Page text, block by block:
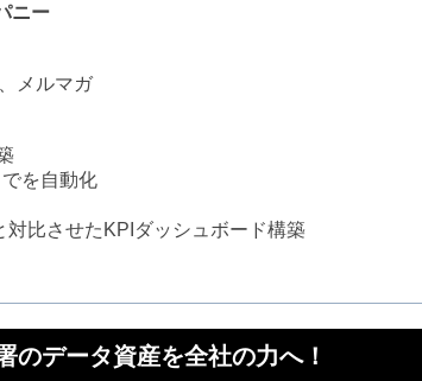
ニー
メルマガ
を自動化
対比させたKPIダッシュボード構築
のデータ資産を全社の力へ！